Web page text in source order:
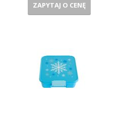
ZAPYTAJ O CENĘ